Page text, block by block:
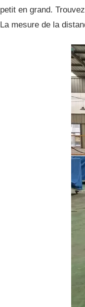
petit en grand.
La mesure de la